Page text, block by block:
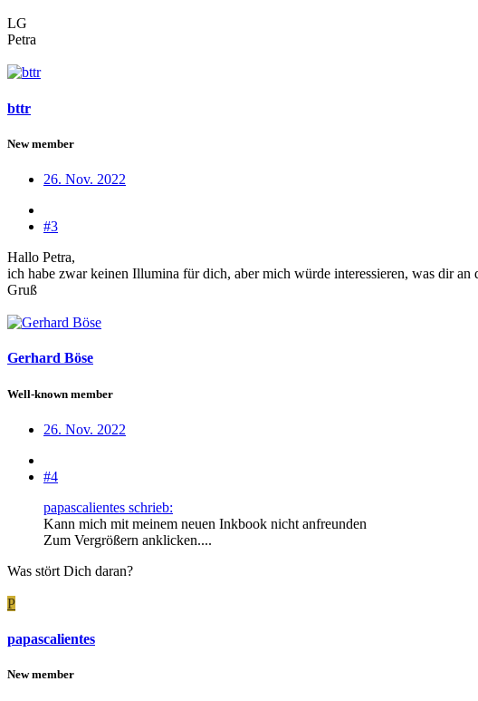
LG
Petra
bttr
New member
26. Nov. 2022
#3
Hallo Petra,
ich habe zwar keinen Illumina für dich, aber mich würde interessieren, was dir an
Gruß
Gerhard Böse
Well-known member
26. Nov. 2022
#4
papascalientes schrieb:
Kann mich mit meinem neuen Inkbook nicht anfreunden
Zum Vergrößern anklicken....
Was stört Dich daran?
P
papascalientes
New member